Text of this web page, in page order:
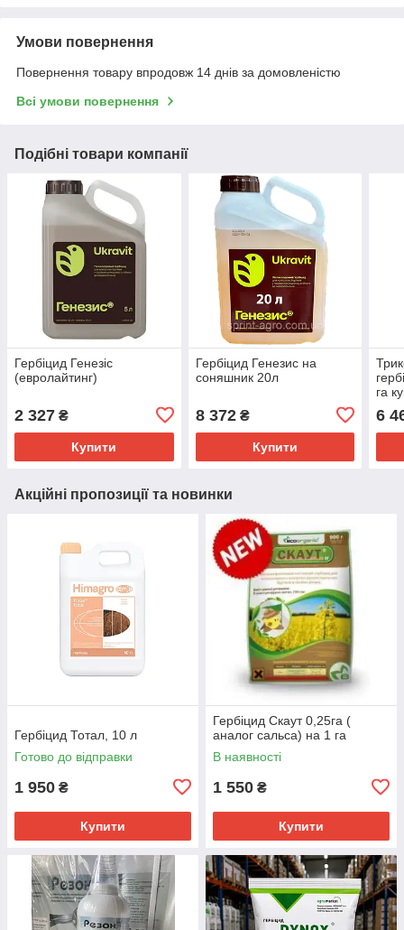
Умови повернення
Повернення товару впродовж 14 днів за домовленістю
Всі умови повернення
Подібні товари компанії
Гербіцид Генезіс
(евролайтинг)
2 327 ₴
Купити
Гербіцид Генезис на
соняшник 20л
8 372₴
Купити
га
6
Акційні пропозиції та новинки
Гербіцид Тотал, 10 л
Готово до відправки
1 950 ₴
Купити
Гербіцид Скаут 0,25га (
аналог сальса) на 1 га
В наявності
1 550 ₴
Купити